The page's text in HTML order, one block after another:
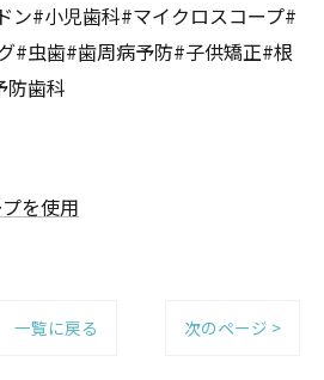
ン#小児歯科#マイクロスコープ#
#虫歯#歯周病予防#子供矯正#根
防歯科
を使用
一覧に戻る 次のページ >